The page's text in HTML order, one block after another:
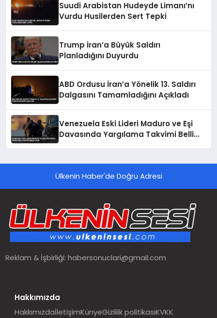
Suudi Arabistan Hudeyde Limanı’nı
Vurdu Husilerden Sert Tepki
Trump İran’a Büyük Saldırı
Planladığını Duyurdu
ABD Ordusu İran’a Yönelik 13. Saldırı
Dalgasını Tamamladığını Açıkladı
Venezuela Eski Lideri Maduro ve Eşi
Davasında Yargılama Takvimi Belli
Ülkenin Haber'de Doğru Adresi
Reklam & İşbirliği:habersonuclari@gmail.com
Hakkımızda
HakkımızdaİletişimKünyeGizlilik politikasıKVKK